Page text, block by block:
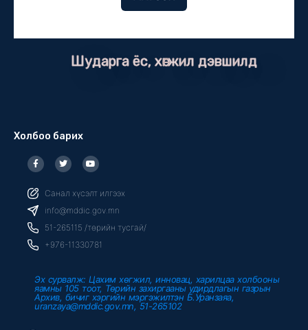
Шударга ёс, хөгжил дэвшилд
Холбоо барих
F
a
c
b
o
o
k
f
T
w
i
t
r
Y
o
u
u
e
Санал хүсэлт илгээх
info@mddic.gov.mn
51-265115 /төрийн тусгай/
+976-11330781
Эх сурвалж: Цахим хөгжил, инновац, харилцаа холбооны
яамны 105 тоот, Төрийн захиргааны удирдлагын газрын
Архив, бичиг хэргийн мэргэжилтэн Б.Уранзаяа,
uranzaya@mddic.gov.mn, 51-265102